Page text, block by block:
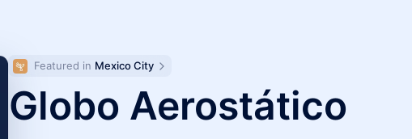
Featured in Mexico City
Globo Aerostático